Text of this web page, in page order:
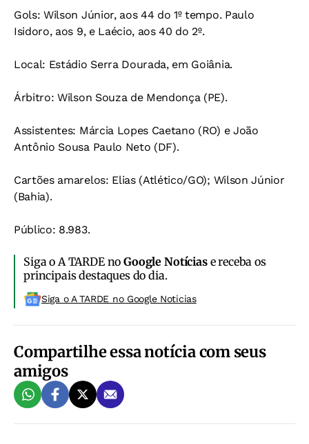
Gols: Wilson Júnior, aos 44 do 1º tempo. Paulo
Isidoro, aos 9, e Laécio, aos 40 do 2º.
Local: Estádio Serra Dourada, em Goiânia.
Árbitro: Wilson Souza de Mendonça (PE).
Assistentes: Márcia Lopes Caetano (RO) e João
Antônio Sousa Paulo Neto (DF).
Cartões amarelos: Elias (Atlético/GO); Wilson Júnior
(Bahia).
Público: 8.983.
Siga o A TARDE noGoogle Notíciase receba os
principais destaques do dia.
Siga o A TARDE no Google Noticias
Compartilhe essa notícia com seus
amigos